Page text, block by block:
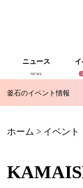
ニュース
NEWS
イ
釜石のイベント情報
ホーム > イベント